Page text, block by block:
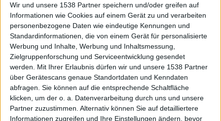
Wir und unsere 1538 Partner speichern und/oder greifen auf
Informationen wie Cookies auf einem Gerät zu und verarbeiten
personenbezogene Daten wie eindeutige Kennungen und
Standardinformationen, die von einem Gerät für personalisierte
Werbung und Inhalte, Werbung und Inhaltsmessung,
Zielgruppenforschung und Serviceentwicklung gesendet
werden.
Mit Ihrer Erlaubnis dürfen wir und unsere 1538 Partner
über Gerätescans genaue Standortdaten und Kenndaten
abfragen. Sie können auf die entsprechende Schaltfläche
klicken, um der o. a. Datenverarbeitung durch uns und unsere
Partner zuzustimmen. Alternativ können Sie auf detailliertere
Informationen zugreifen und Ihre Einstellungen ändern, bevor